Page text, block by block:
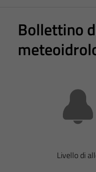
Bollettino
Livello di